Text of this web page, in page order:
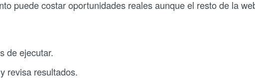
puede costar oportunidades reales aunque el resto de la
de ejecutar.
revisa resultados.